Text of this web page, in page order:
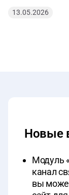
13.05.2026
Новые
Модуль
канал
вы